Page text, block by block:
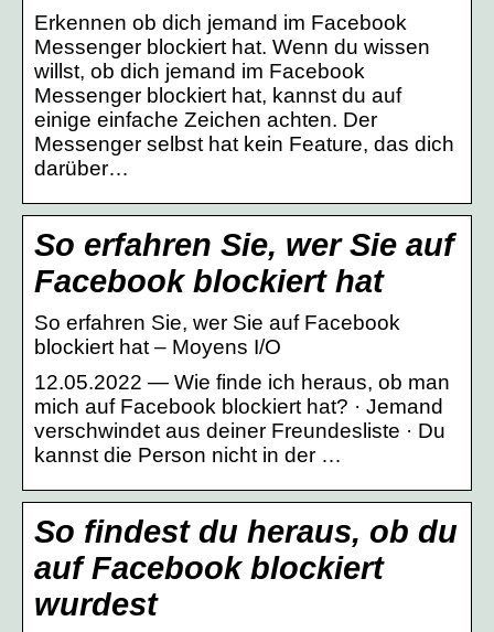
Erkennen ob dich jemand im Facebook
Messenger blockiert hat. Wenn du wissen
willst, ob dich jemand im Facebook
Messenger blockiert hat, kannst du auf
einige einfache Zeichen achten. Der
Messenger selbst hat kein Feature, das dich
darüber…
So erfahren Sie, wer Sie auf
Facebook blockiert hat
So erfahren Sie, wer Sie auf Facebook
blockiert hat – Moyens I/O
12.05.2022 — Wie finde ich heraus, ob man
mich auf Facebook blockiert hat? · Jemand
verschwindet aus deiner Freundesliste · Du
kannst die Person nicht in der …
So findest du heraus, ob du
auf Facebook blockiert
wurdest